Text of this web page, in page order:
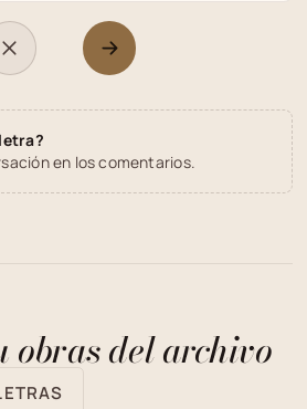
en los comentarios.
obras del archivo